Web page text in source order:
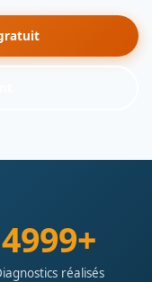
5000+
réalisés